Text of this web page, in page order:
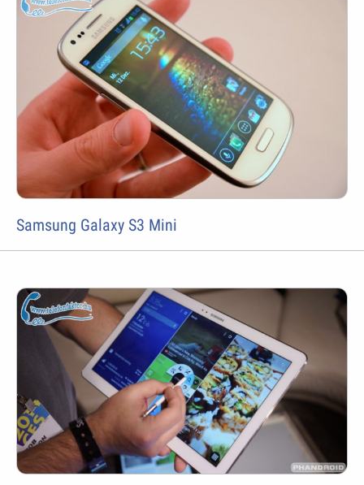
Samsung Galaxy S3 Mini